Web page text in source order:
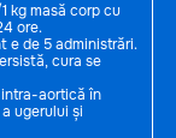
kg masă corp cu
ore.
e de 5 administrări.
cura se
aortică în
ugerului și